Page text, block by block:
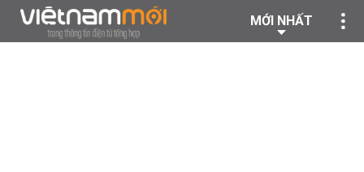
MỚI NHẤT